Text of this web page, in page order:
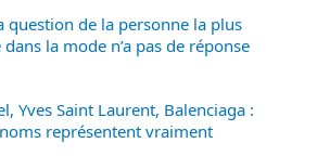
question de la personne la plus
la mode n’a pas de réponse
Yves Saint Laurent, Balenciaga :
représentent vraiment